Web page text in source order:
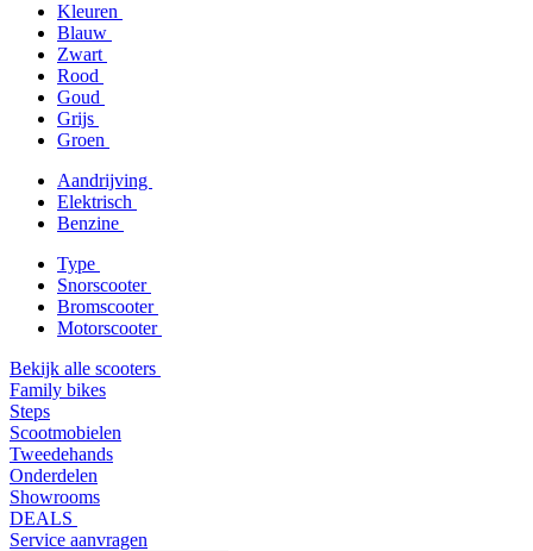
Kleuren
Blauw
Zwart
Rood
Goud
Grijs
Groen
Aandrijving
Elektrisch
Benzine
Type
Snorscooter
Bromscooter
Motorscooter
Bekijk alle scooters
Family bikes
Steps
Scootmobielen
Tweedehands
Onderdelen
Showrooms
DEALS
Service aanvragen